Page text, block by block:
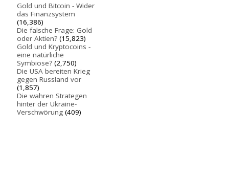
Gold und Bitcoin - Wider
das Finanzsystem
(16,386)
Die falsche Frage: Gold
oder Aktien? (15,823)
Gold und Kryptocoins -
eine natürliche
Symbiose? (2,750)
Die USA bereiten Krieg
gegen Russland vor
(1,857)
Die wahren Strategen
hinter der Ukraine-
Verschwörung (409)